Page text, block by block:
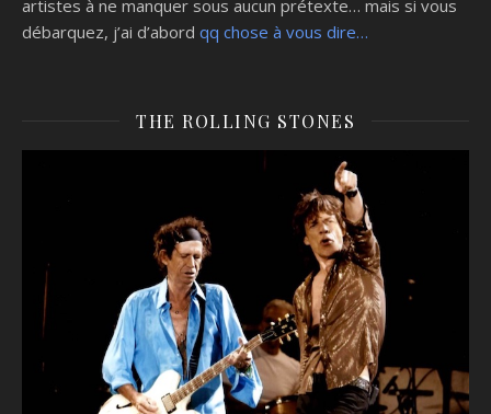
artistes à ne manquer sous aucun prétexte… mais si vous
débarquez, j’ai d’abord qq chose à vous dire…
THE ROLLING STONES